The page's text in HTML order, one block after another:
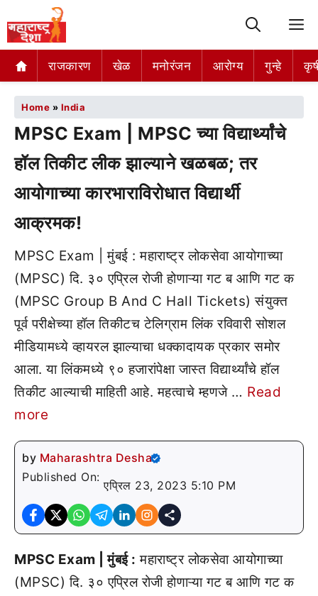
राजकारण खेळ मनोरंजन आरोग्य गुन्हे
Home » India
MPSC Exam | MPSC च्या विद्यार्थ्यांचे
हॉल तिकीट लीक झाल्याने खळबळ; तर
आयोगाच्या कारभाराविरोधात विद्यार्थी
आक्रमक!
MPSC Exam | मुंबई : महाराष्ट्र लोकसेवा आयोगाच्या
(MPSC) दि. ३० एप्रिल रोजी होणाऱ्या गट ब आणि गट क
(MPSC Group B And C Hall Tickets) संयुक्त
पूर्व परीक्षेच्या हॉल तिकीटच टेलिग्राम लिंक रविवारी सोशल
मीडियामध्ये व्हायरल झाल्याचा धक्कादायक प्रकार समोर
आला. या लिंकमध्ये ९० हजारांपेक्षा जास्त विद्यार्थ्यांचे हॉल
तिकीट आल्याची माहिती आहे. महत्वाचे म्हणजे … Read
more
by Maharashtra Desha
Published On:
एप्रिल 23, 2023 5:10 PM
MPSC Exam | मुंबई : महाराष्ट्र लोकसेवा आयोगाच्या
(MPSC) दि. ३० एप्रिल रोजी होणाऱ्या गट ब आणि गट क